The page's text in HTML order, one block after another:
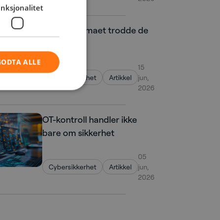
Advokatfirmaet trodde de
Cybersikkerhet Artikkel
15
jun,
2026
OT-kontroll handler ikke
bare om sikkerhet
Cybersikkerhet Artikkel
05
jun,
2026
ALLE